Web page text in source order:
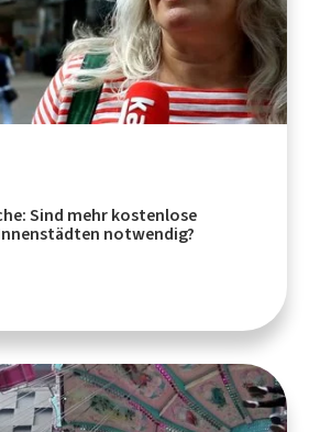
Sind mehr kostenlose
notwendig?